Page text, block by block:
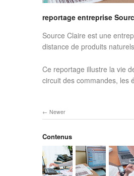
reportage entreprise
Source Claire est une
distance de produits
Ce reportage illustre la vie
circuit des commandes, les
Newer
Contenus